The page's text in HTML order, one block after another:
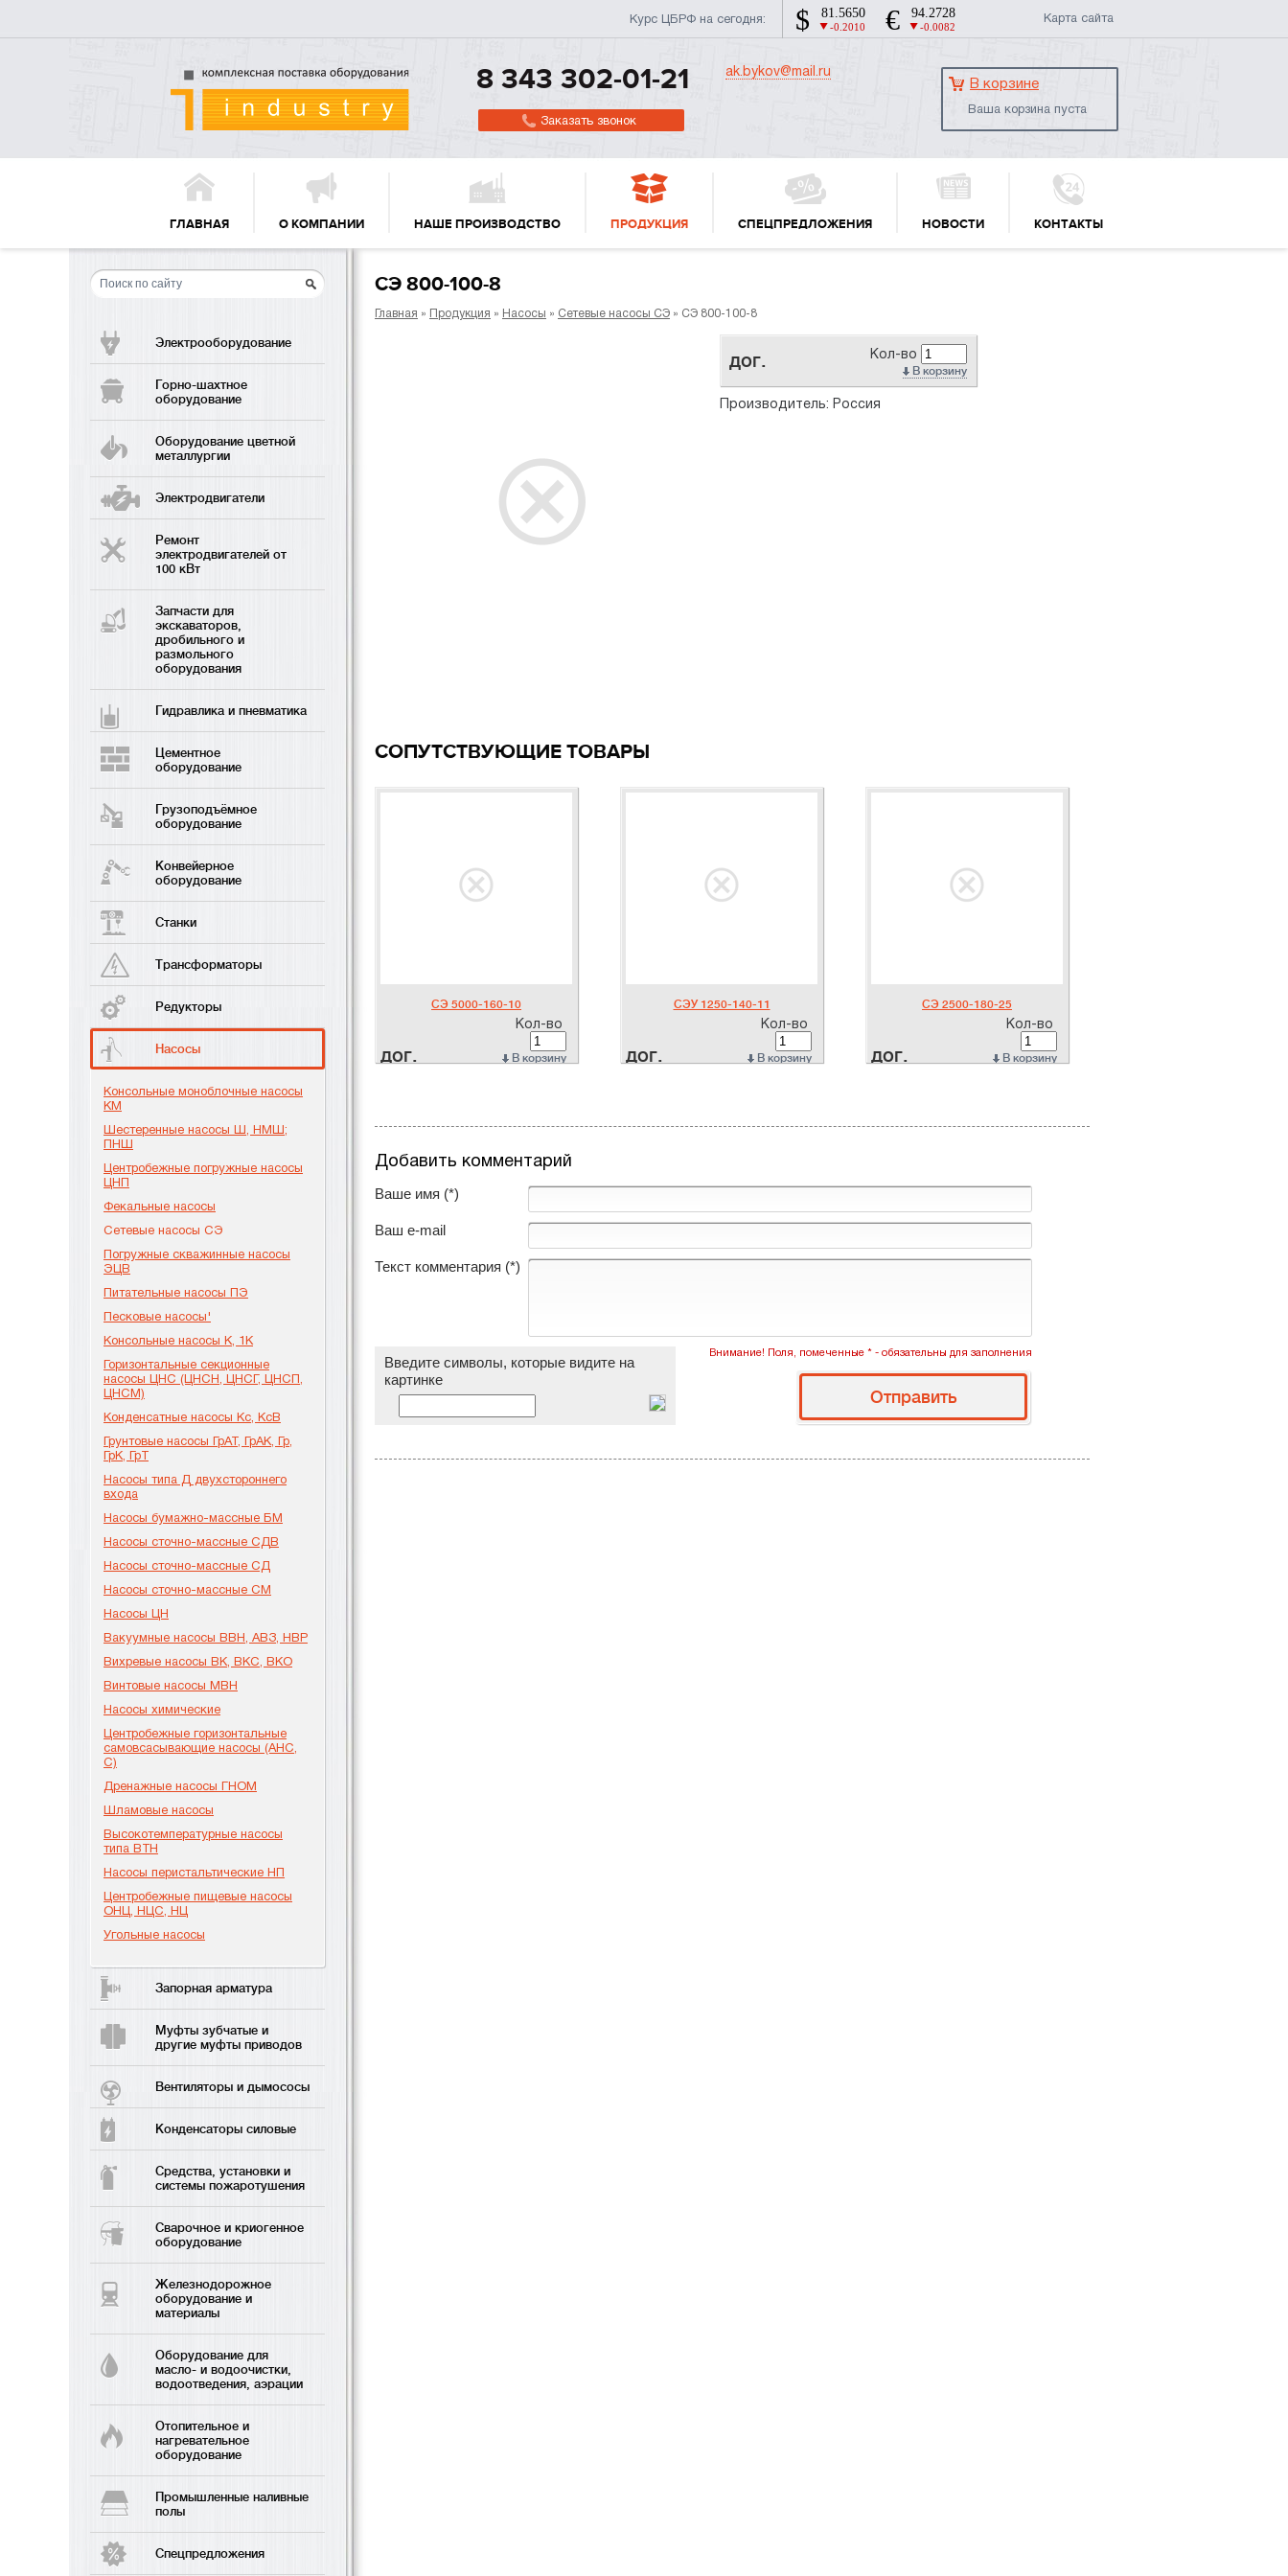
Курс ЦБРФ на сегодня: Карта сайта
8 343 302-01-21
Заказать звонок
ak.bykov@mail.ru
В корзине
Ваша корзина пуста
ГЛАВНАЯ О КОМПАНИИ НАШЕ ПРОИЗВОДСТВО ПРОДУКЦИЯ СПЕЦПРЕДЛОЖЕНИЯ НОВОСТИ КОНТАКТЫ
Электрооборудование
Горно-шахтное
оборудование
Оборудование цветной
металлургии
Электродвигатели
Ремонт
электродвигателей от
100 кВт
Запчасти для
экскаваторов,
дробильного и
размольного
оборудования
Гидравлика и пневматика
Цементное
оборудование
Грузоподъёмное
оборудование
Конвейерное
оборудование
Станки
Трансформаторы
Редукторы
Насосы
Консольные моноблочные насосы
КМ
Шестеренные насосы Ш, НМШ;
ПНШ
Центробежные погружные насосы
ЦНП
Фекальные насосы
Сетевые насосы СЭ
Погружные скважинные насосы
ЭЦВ
Питательные насосы ПЭ
Песковые насосы'
Консольные насосы К, 1К
Горизонтальные секционные
насосы ЦНС (ЦНСН, ЦНСГ, ЦНСП,
ЦНСМ)
Конденсатные насосы Кс, КсВ
Грунтовые насосы ГрАТ, ГрАК, Гр,
ГрК, ГрТ
Насосы типа Д двухстороннего
входа
Насосы бумажно-массные БМ
Насосы сточно-массные СДВ
Насосы сточно-массные СД
Насосы сточно-массные СМ
Насосы ЦН
Вакуумные насосы ВВН, АВЗ, НВР
Вихревые насосы ВК, ВКС, ВКО
Винтовые насосы МВН
Насосы химические
Центробежные горизонтальные
самовсасывающие насосы (АНС,
С)
Дренажные насосы ГНОМ
Шламовые насосы
Высокотемпературные насосы
типа ВТН
Насосы перистальтические НП
Центробежные пищевые насосы
ОНЦ, НЦС, НЦ
Угольные насосы
Запорная арматура
Муфты зубчатые и
другие муфты приводов
Вентиляторы и дымососы
Конденсаторы силовые
Средства, установки и
системы пожаротушения
Сварочное и криогенное
оборудование
Железнодорожное
оборудование и
материалы
Оборудование для
масло- и водоочистки,
водоотведения, аэрации
Отопительное и
нагревательное
оборудование
Промышленные наливные
полы
Спецпредложения
СЭ 800-100-8
Главная » Продукция » Насосы » Сетевые насосы СЭ » СЭ 800-100-8
дог. Кол-во
В корзину
Производитель: Россия
CОПУТСТВУЮЩИЕ ТОВАРЫ
СЭ 5000-160-10
дог.
Кол-во
В корзину
СЭУ 1250-140-11
дог.
Кол-во
В корзину
СЭ 2500-180-25
дог.
Кол-во
В корзину
Добавить комментарий
Ваше имя (*)
Ваш e-mail
Текст комментария (*)
Введите символы, которые видите на
картинке
Внимание! Поля, помеченные * - обязательны для заполнения